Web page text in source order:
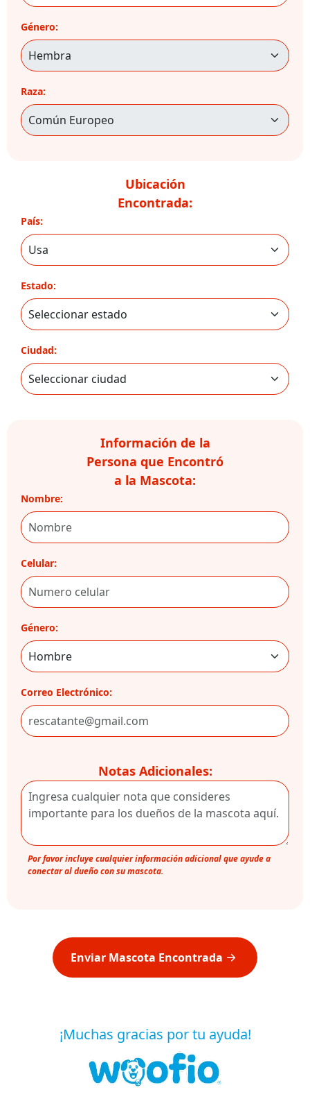
Género:
Raza:
Ubicación
Encontrada:
País:
Estado:
Ciudad:
Información de la
Persona que Encontró
a la Mascota:
Nombre:
Celular:
Género:
Correo Electrónico:
Notas Adicionales:
Por favor incluye cualquier información adicional que ayude a
conectar al dueño con su mascota.
Enviar Mascota Encontrada
¡Muchas gracias por tu ayuda!